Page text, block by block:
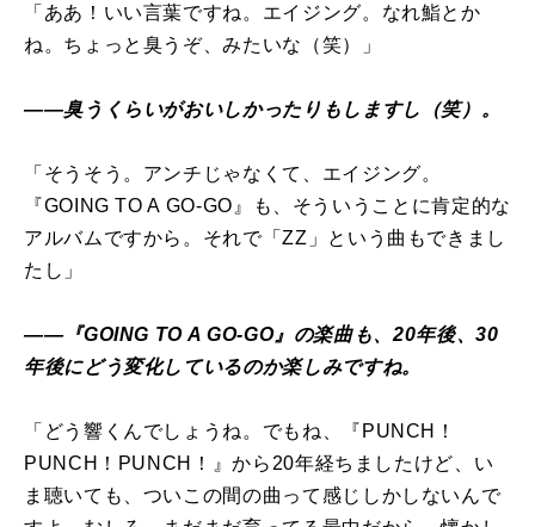
「ああ！いい言葉ですね。エイジング。なれ鮨とか
ね。ちょっと臭うぞ、みたいな（笑）」
――臭うくらいがおいしかったりもしますし（笑）。
「そうそう。アンチじゃなくて、エイジング。
『GOING TO A GO-GO』も、そういうことに肯定的な
アルバムですから。それで「ZZ」という曲もできまし
たし」
――『GOING TO A GO-GO』の楽曲も、20年後、30
年後にどう変化しているのか楽しみですね。
「どう響くんでしょうね。でもね、『PUNCH！
PUNCH！PUNCH！』から20年経ちましたけど、い
ま聴いても、ついこの間の曲って感じしかしないんで